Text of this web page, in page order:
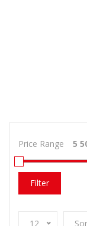
Price Range
Filter
12